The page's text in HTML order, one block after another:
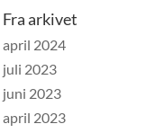
Fra arkivet
april 2024
juli 2023
juni 2023
april 2023